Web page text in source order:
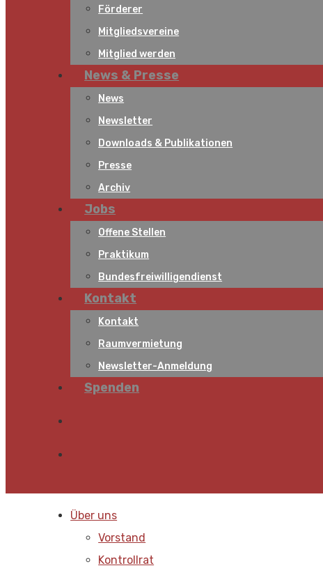
Förderer
Mitgliedsvereine
Mitglied werden
News & Presse
News
Newsletter
Downloads & Publikationen
Presse
Archiv
Jobs
Offene Stellen
Praktikum
Bundesfreiwilligendienst
Kontakt
Kontakt
Raumvermietung
Newsletter-Anmeldung
Spenden
Über uns
Vorstand
Kontrollrat